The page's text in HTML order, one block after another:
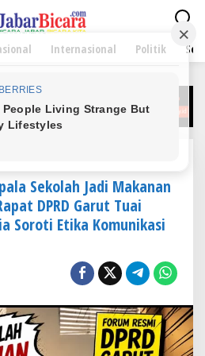
Internasional Politik
Sekolah Jadi Makanan
DPRD Garut Tuai
Soroti Etika Komunikasi